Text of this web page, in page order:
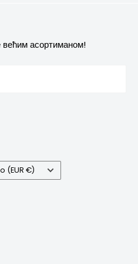
електронској опреми
асортиманом!
(EUR €)